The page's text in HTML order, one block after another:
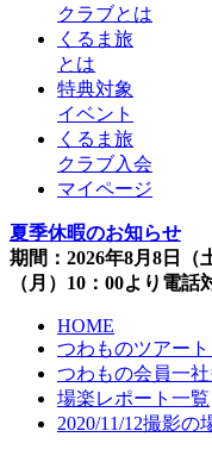
クラブとは
くるま旅
とは
特典対象
イベント
くるま旅
クラブ入会
マイページ
夏季休暇のお知らせ
期間：2026年8月8日（
（月）10：00より電話
HOME
つわものツアー
つわもの会員一
場楽レポート一覧
2020/11/12撮影の